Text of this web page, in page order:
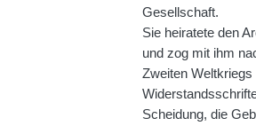
Gesellschaft.
Sie heiratete den
und zog mit ihm
Zweiten
Scheidung, die